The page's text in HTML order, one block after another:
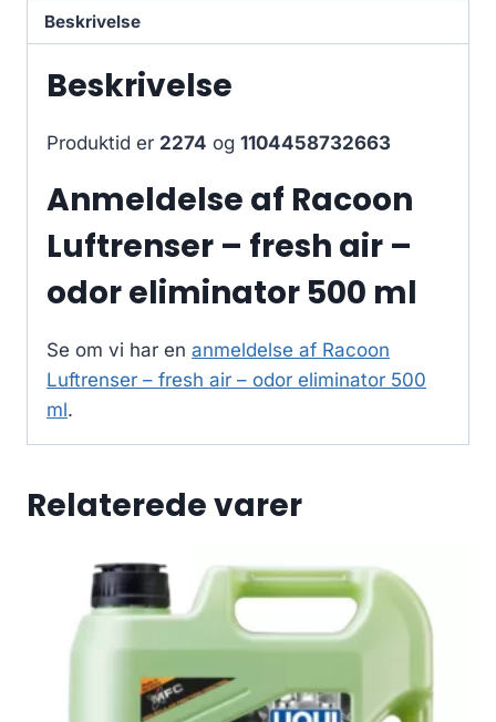
Beskrivelse
Beskrivelse
Produktid er 2274 og 1104458732663
Anmeldelse af Racoon
Luftrenser – fresh air –
odor eliminator 500 ml
Se om vi har en anmeldelse af Racoon
Luftrenser – fresh air – odor eliminator 500
ml.
Relaterede varer